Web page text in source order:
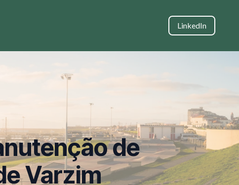
LinkedIn
de
Varzim